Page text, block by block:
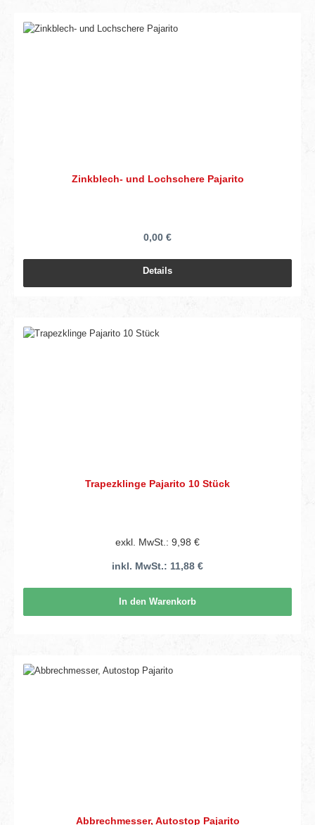
Zinkblech- und Lochschere Pajarito
0,00 €
Details
Trapezklinge Pajarito 10 Stück
exkl. MwSt.: 9,98 €
inkl. MwSt.: 11,88 €
In den Warenkorb
Abbrechmesser, Autostop Pajarito